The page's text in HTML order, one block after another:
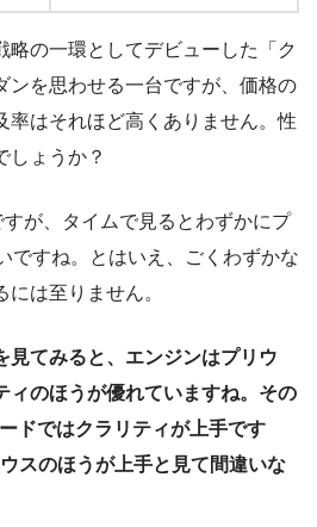
略の一環としてデビューした「ク
ンを思わせる一台ですが、価格の
率はそれほど高くありません。性
しょうか？
が、タイムで見るとわずかにプ
ですね。とはいえ、ごくわずかな
は至りません。
見てみると、エンジンはプリウ
ィのほうが優れていますね。その
ドではクラリティが上手です
スのほうが上手と見て間違いな